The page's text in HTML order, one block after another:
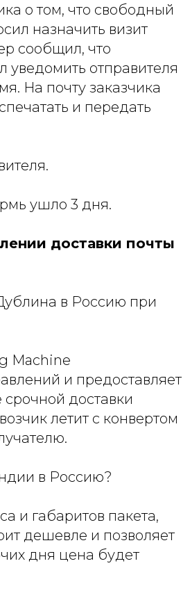
о том, что свободный
назначить визит
сообщил, что
уведомить отправителя
На почту заказчика
и передать
ушло 3 дня.
доставки почты
в Россию при
Machine
и предоставляет
доставки
летит с конвертом
в Россию?
и габаритов пакета,
дешевле и позволяет
дня цена будет